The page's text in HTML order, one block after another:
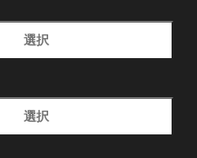
選択
選択